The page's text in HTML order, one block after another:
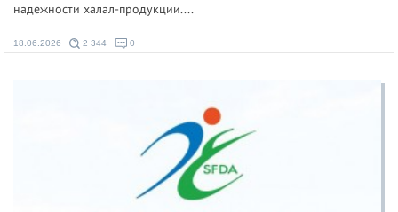
надежности халал-продукции....
18.06.2026 2 344 0